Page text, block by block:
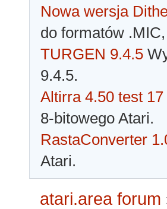
Nowa wersja
do formatów
TURGEN 9.4.5
9.4.5.
Altirra 4.50 test 17
8-bitowego Atari.
RastaConverter
Atari.
atari.area forum